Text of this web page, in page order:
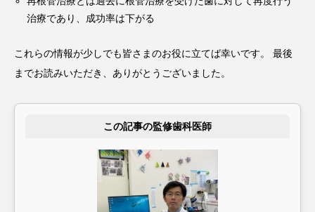
治療であり、成功率は下がる
これらの情報が少しでも皆さまのお役に立てば幸いです。 最後
までお読みいただき、ありがとうございました。
この記事の監修歯科医師